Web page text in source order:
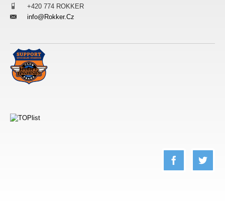
+420 774 ROKKER
Info@rokker.cz